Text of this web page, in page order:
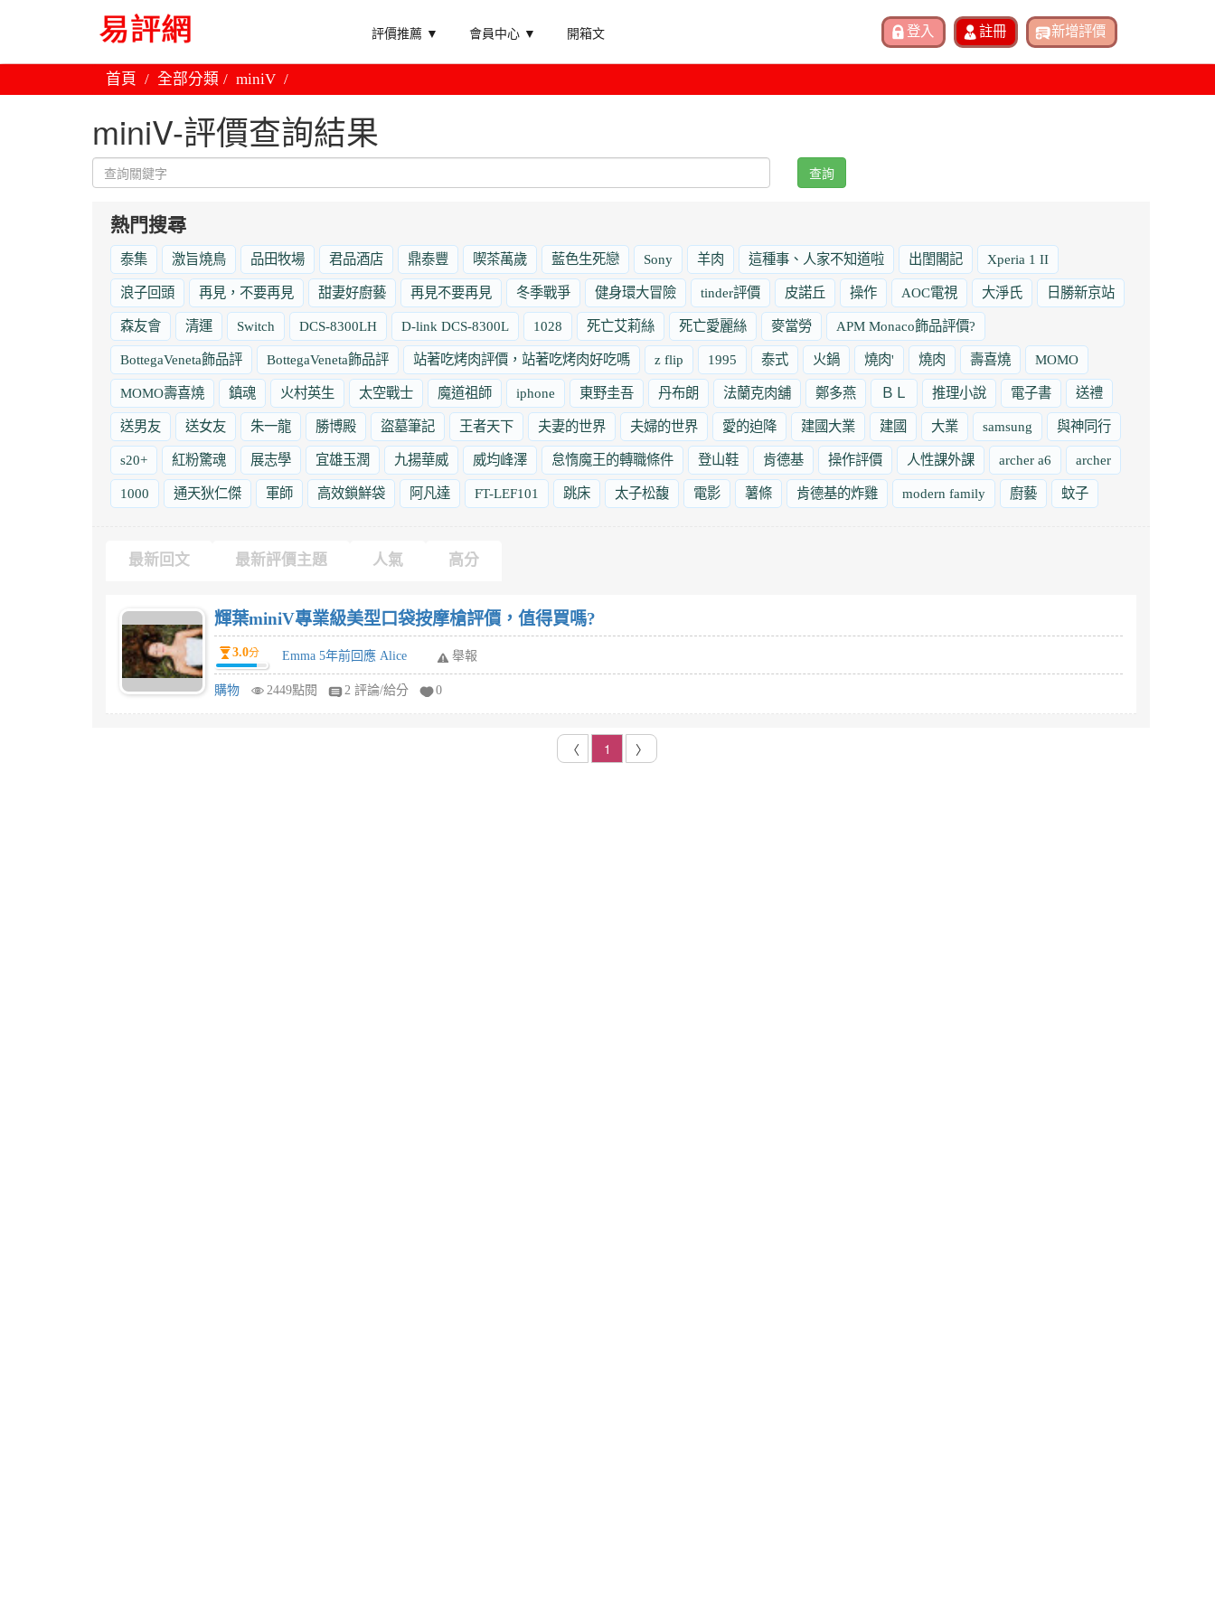
評價推薦 ▼ 會員中心 ▼ 開箱文
首頁 全部分類 miniV
miniV-評價查詢結果
查詢
熱門搜尋
泰集 激旨燒鳥 品田牧場 君品酒店 鼎泰豐 喫茶萬歲 藍色生死戀 Sony 羊肉 這種事、人家不知道啦 出閨閣記 Xperia 1 II
浪子回頭 再見，不要再見 甜妻好廚藝 再見不要再見 冬季戰爭 健身環大冒險 tinder評價 皮諾丘 操作 AOC電視 大淨氏 日勝新京站
森友會 清運 Switch DCS-8300LH D-link DCS-8300L 1028 死亡艾莉絲 死亡愛麗絲 麥當勞 APM Monaco飾品評價?
BottegaVeneta飾品評 BottegaVeneta飾品評 站著吃烤肉評價，站著吃烤肉好吃嗎 z flip 1995 泰式 火鍋 燒肉' 燒肉 壽喜燒 MOMO
MOMO壽喜燒 鎮魂 火村英生 太空戰士 魔道祖師 iphone 東野圭吾 丹布朗 法蘭克肉舖 鄭多燕 ＢＬ 推理小說 電子書 送禮
送男友 送女友 朱一龍 勝博殿 盜墓筆記 王者天下 夫妻的世界 夫婦的世界 愛的迫降 建國大業 建國 大業 samsung 與神同行
s20+ 紅粉驚魂 展志學 宜雄玉潤 九揚華威 威均峰澤 怠惰魔王的轉職條件 登山鞋 肯德基 操作評價 人性課外課 archer a6 archer
1000 通天狄仁傑 軍師 高效鎖鮮袋 阿凡達 FT-LEF101 跳床 太子松馥 電影 薯條 肯德基的炸雞 modern family 廚藝 蚊子
最新回文 最新評價主題 人氣 高分
輝葉miniV專業級美型口袋按摩槍評價，值得買嗎?
3.0分 Emma 5年前回應 Alice 舉報
購物 2449點閱 2 評論/給分 0
〈 1 〉